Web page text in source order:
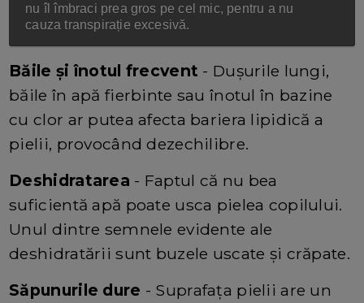
nu îl îmbraci prea gros pe cel mic, pentru a nu
cauza transpirație excesivă.
Băile și înotul frecvent - Dușurile lungi,
băile în apă fierbinte sau înotul în bazine
cu clor ar putea afecta bariera lipidică a
pielii, provocând dezechilibre.
Deshidratarea - Faptul că nu bea
suficientă apă poate usca pielea copilului.
Unul dintre semnele evidente ale
deshidratării sunt buzele uscate și crăpate.
Săpunurile dure - Suprafața pielii are un